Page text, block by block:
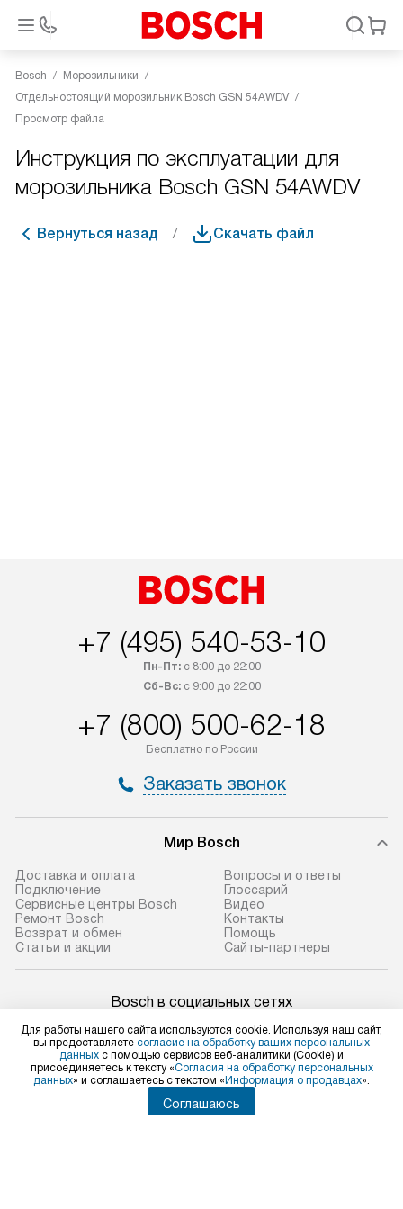
Bosch
Морозильники
Отдельностоящий морозильник Bosch GSN 54AWDV
Просмотр файла
Инструкция по эксплуатации для
морозильника Bosch GSN 54AWDV
Вернуться назад Скачать файл
+7 (495) 540-53-10
Пн-Пт:с 8:00 до 22:00
Сб-Вс:с 9:00 до 22:00
+7 (800) 500-62-18
Бесплатно по России
Заказать звонок
Мир Bosch
Доставка и оплата
Подключение
Сервисные центры Bosch
Ремонт Bosch
Возврат и обмен
Статьи и акции
Вопросы и ответы
Глоссарий
Видео
Контакты
Помощь
Сайты-партнеры
Bosch в социальных сетях
Для физических лиц
shop@bosch-centre.ru
Для юридических лиц
Для работы нашего сайта используются cookie. Используя наш сайт,
вы предоставляете согласие на обработку ваших персональных
данных с помощью сервисов веб-аналитики (Cookie) и
присоединяетесь к тексту «Согласия на обработку персональных
данных» и соглашаетесь с текстом « Информация о продавцах».
Соглашаюсь